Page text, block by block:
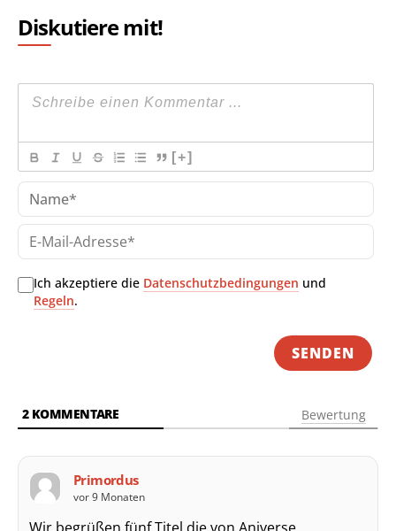
Diskutiere mit!
[+]
E-
Ich akzeptiere die Datenschutzbedingungen und
Regeln.
2KOMMENTARE Bewertung
Primordus
vor 9 Monaten
Wir begrüßen fünf Titel die von Aniverse